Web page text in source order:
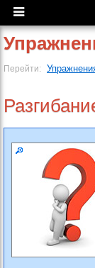
Перейти: